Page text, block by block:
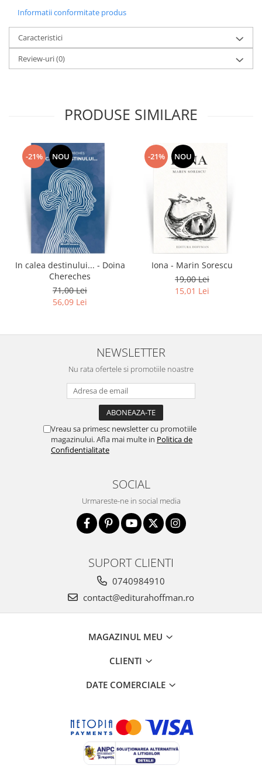
Informatii conformitate produs
Caracteristici
Review-uri(0)
PRODUSE SIMILARE
-21% NOU
In calea destinului... - Doina
Chereches
71,00 Lei
56,09 Lei
-21% NOU
Iona - Marin Sorescu
19,00 Lei
15,01 Lei
NEWSLETTER
Nu rata ofertele si promotiile noastre
Vreau sa primesc newsletter cu promotiile
magazinului. Afla mai multe in Politica de
Confidentialitate
SOCIAL
Urmareste-ne in social media
SUPORT CLIENTI
0740984910
contact@editurahoffman.ro
MAGAZINUL MEU
CLIENTI
DATE COMERCIALE